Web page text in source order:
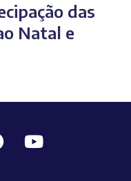
das
Natal e